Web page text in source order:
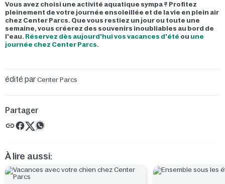
Vous avez choisi une activité aquatique sympa ? Profitez
pleinement de votre journée ensoleillée et de la vie en plein air
chez Center Parcs. Que vous restiez un jour ou toute une
semaine, vous créerez des souvenirs inoubliables au bord de
l'eau. Réservez dès aujourd'hui vos vacances d'été ou une
journée chez Center Parcs.
édité parCenter Parcs
Partager
À lire aussi: